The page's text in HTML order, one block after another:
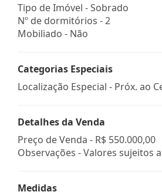
Tipo de Imóvel - Sobrado
Nº de dormitórios - 2
Mobiliado - Não
Categorias Especiais
Localização Especial - Próx. ao
Detalhes da Venda
Preço de Venda - R$ 550.000,00
Observações - Valores sujeitos
Medidas